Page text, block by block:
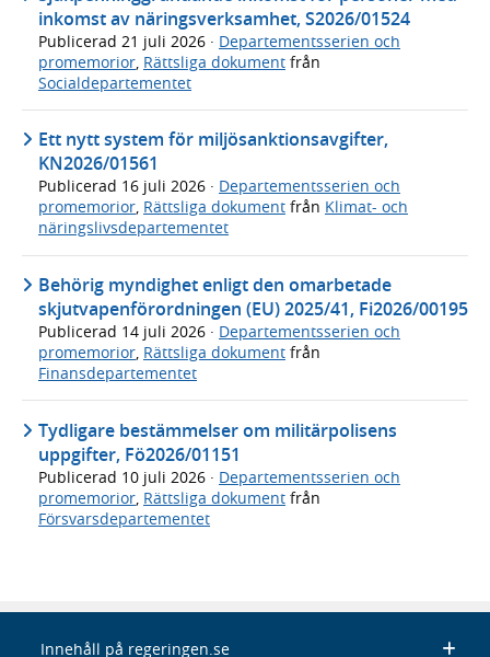
inkomst av näringsverksamhet, S2026/01524
Publicerad 21 juli 2026 · Departementsserien och
promemorior Rättsliga dokument från
Socialdepartementet
Ett nytt system för miljösanktionsavgifter,
KN2026/01561
Publicerad 16 juli 2026 · Departementsserien och
promemorior, Rättsliga dokument från Klimat- och
näringslivsdepartementet
Behörig myndighet enligt den omarbetade
skjutvapenförordningen (EU) 2025/41, Fi2026/00195
Publicerad 14 juli 2026 · Departementsserien och
promemorior, Rättsliga dokument från
Finansdepartementet
Tydligare bestämmelser om militärpolisens
uppgifter, Fö2026/01151
Publicerad 10 juli 2026 · Departementsserien och
promemorior Rättsliga dokument från
Försvarsdepartementet
Innehåll på regeringen.se